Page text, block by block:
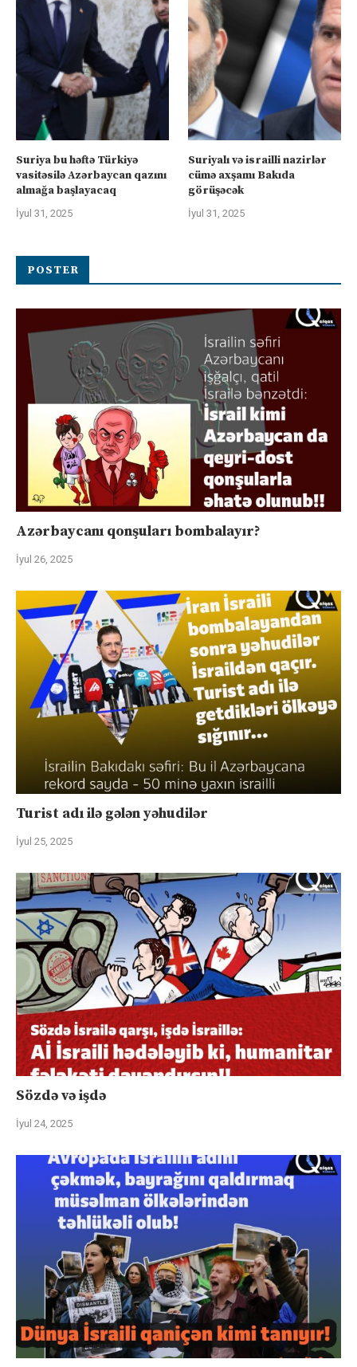
Suriya bu həftə Türkiyə
vasitəsilə Azərbaycan qazını
almağa başlayacaq
İyul 31, 2025
Suriyalı və israilli nazirlər
cümə axşamı Bakıda
görüşəcək
İyul 31, 2025
POSTER
Azərbaycanı qonşuları bombalayır?
İyul 26, 2025
Turist adı ilə gələn yəhudilər
İyul 25, 2025
Sözdə və işdə
İyul 24, 2025